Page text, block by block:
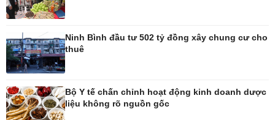
Hậu trường
Ô tô - Xe máy
Doanh nghiệp
Ninh Bình đầu tư 502 tỷ đồng xây chung cư cho
thuê
Bộ Y tế chấn chỉnh hoạt động kinh doanh dược
liệu không rõ nguồn gốc